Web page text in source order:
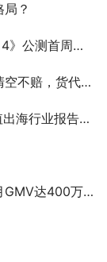
？
周的成绩如何
，货代乱象剧增
行业报告集结
局AI玩具能否再掀热潮？